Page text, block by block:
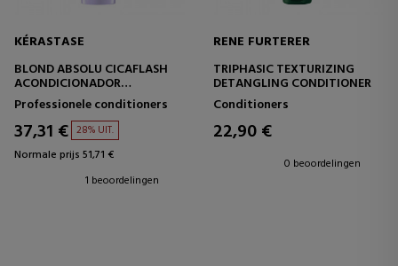
KÉRASTASE
BLOND ABSOLU CICAFLASH
ACONDICIONADOR
FORTIFICANTE HIDRATANTE
CABELLO RUBIO
Professionele conditioners
37,31 € 28% UIT.
Normale prijs 51,71 €
1 beoordelingen
RENE FURTERER
TRIPHASIC TEXTURIZING
DETANGLING CONDITIONER
Conditioners
22,90 €
0 beoordelingen